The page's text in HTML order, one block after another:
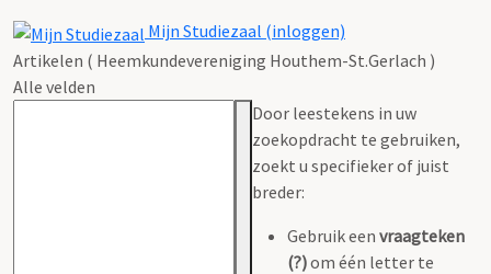
Mijn Studiezaal (inloggen)
Artikelen ( Heemkundevereniging Houthem-St.Gerlach )
Alle velden
Door leestekens in uw
zoekopdracht te gebruiken,
zoekt u specifieker of juist
breder:
Gebruik een vraagteken
(?)om één letter te